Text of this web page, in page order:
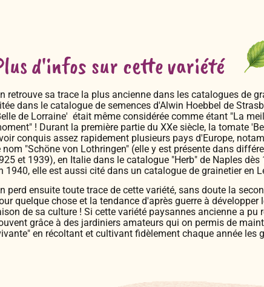
d'infos sur cette variété
retrouve sa trace la plus ancienne dans les catalogues de
dans le catalogue de semences d'Alwin Hoebbel de
de Lorraine' était même considérée comme étant "La
! Durant la première partie du XXe siècle, la tomate
conquis assez rapidement plusieurs pays d'Europe,
nom "Schöne von Lothringen" (elle y est présente dans
et 1939), en Italie dans le catalogue "Herb" de Naples
1940, elle est aussi cité dans un catalogue de grainetier en
perd ensuite toute trace de cette variété, sans doute la
quelque chose et la tendance d'après guerre à développer
de sa culture ! Si cette variété paysannes ancienne a pu
grâce à des jardiniers amateurs qui on permis de
en récoltant et cultivant fidèlement chaque année les